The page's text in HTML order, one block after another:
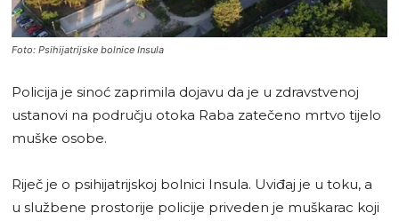
Foto: Psihijatrijske bolnice Insula
Policija je sinoć zaprimila dojavu da je u zdravstvenoj
ustanovi na području otoka Raba zatečeno mrtvo tijelo
muške osobe.
Riječ je o psihijatrijskoj bolnici Insula. Uviđaj je u toku, a
u službene prostorije policije priveden je muškarac koji